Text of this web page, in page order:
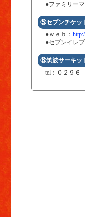
●ファミリー
⑤セブンチケッ
●ｗｅｂ：
●セブンイレ
⑥筑波サーキッ
tel：０２９６